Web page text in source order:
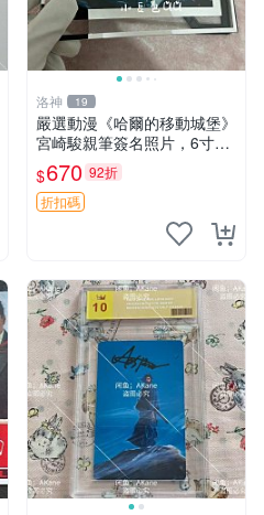
洛神 19
嚴選動漫《哈爾的移動城堡》
宮崎駿親筆簽名照片，6寸含
框珍藏版 哈爾的移動城堡 簽
名照 公仔周邊
$670 92折
折扣碼